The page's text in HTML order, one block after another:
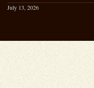
July 13, 2026